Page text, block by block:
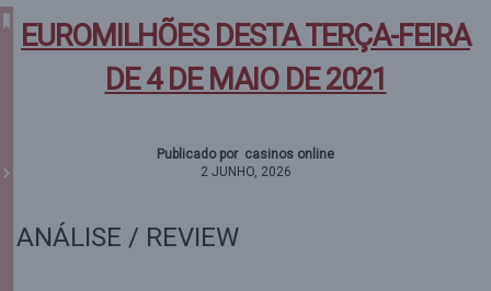
EUROMILHÕES DESTA TERÇA-FEIRA
DE 4 DE MAIO DE 2021
Publicado por casinos online
2 JUNHO, 2026
ANÁLISE / REVIEW